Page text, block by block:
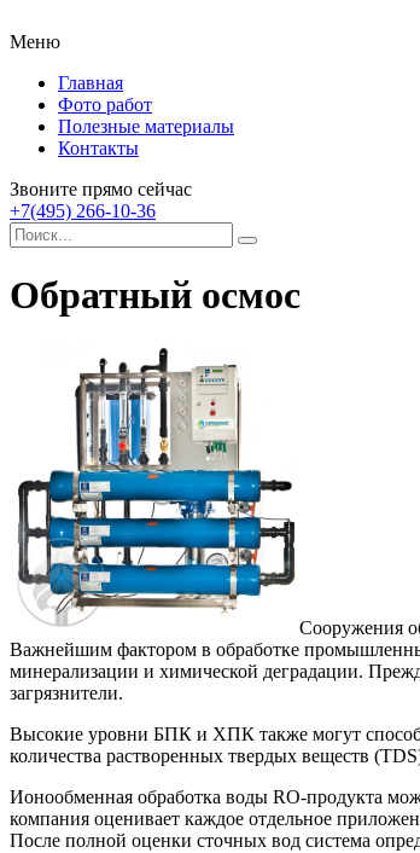
Меню
Главная
Фото работ
Полезные материалы
Контакты
Звоните прямо сейчас
+7(495) 266-10-36
Обратный осмос
Сооружения
Важнейшим фактором в обработке
минерализации и химической деградации.
загрязнители.
Высокие уровни БПК и ХПК также могут
количества растворенных твердых веществ
Ионообменная обработка воды RO-продукта
компания оценивает каждое отдельное
После полной оценки сточных вод система